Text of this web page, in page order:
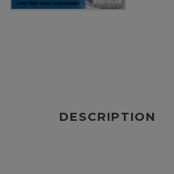
DESCRIPTION